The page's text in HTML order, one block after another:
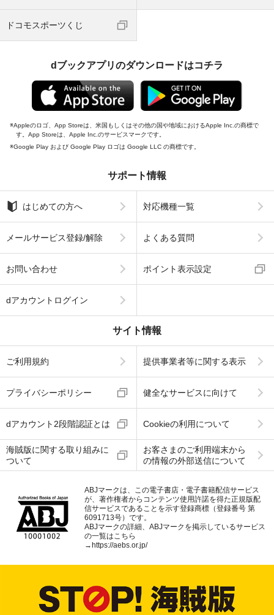
ドコモスポーツくじ
dブックアプリのダウンロードはコチラ
Appleのロゴ、App Storeは、米国もしくはその他の国や地域におけるApple Inc.の商標で
す。App Storeは、Apple Inc.のサービスマークです。
Google Play および Google Play ロゴは Google LLC の商標です。
サポート情報
はじめての方へ 対応機種一覧
メールサービス登録/解除 よくある質問
お問い合わせ ポイント表示設定
dアカウントログイン
サイト情報
ご利用規約 提供事業者等に関する表示
プライバシーポリシー 健全なサービスに向けて
dアカウント2段階認証とは Cookieの利用について
海賊版に関する取り組みに
ついて
お客さまのご利用端末から
の情報の外部送信について
ABJマークは、この電子書店・電子書籍配信サービス
が、著作権者からコンテンツ使用許諾を得た正規版配
信サービスであることを示す登録商標（登録番号 第
6091713号）です。
ABJマークの詳細、ABJマークを掲示しているサービス
の一覧はこちら
→https://aebs.or.jp/